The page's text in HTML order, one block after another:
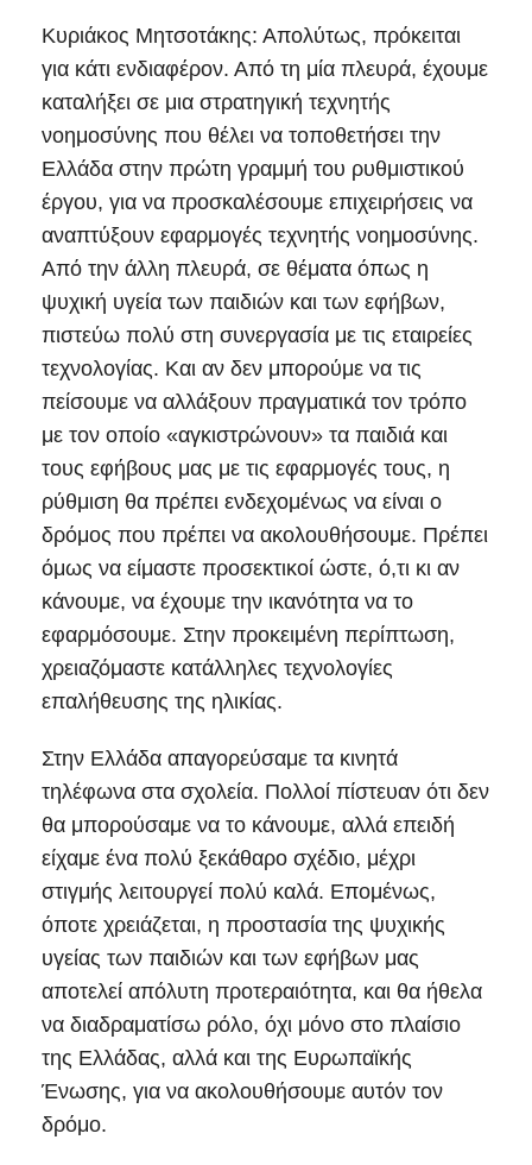
Κυριάκος Μητσοτάκης: Απολύτως, πρόκειται
για κάτι ενδιαφέρον. Από τη μία πλευρά, έχουμε
καταλήξει σε μια στρατηγική τεχνητής
νοημοσύνης που θέλει να τοποθετήσει την
Ελλάδα στην πρώτη γραμμή του ρυθμιστικού
έργου, για να προσκαλέσουμε επιχειρήσεις να
αναπτύξουν εφαρμογές τεχνητής νοημοσύνης.
Από την άλλη πλευρά, σε θέματα όπως η
ψυχική υγεία των παιδιών και των εφήβων,
πιστεύω πολύ στη συνεργασία με τις εταιρείες
τεχνολογίας. Και αν δεν μπορούμε να τις
πείσουμε να αλλάξουν πραγματικά τον τρόπο
με τον οποίο «αγκιστρώνουν» τα παιδιά και
τους εφήβους μας με τις εφαρμογές τους, η
ρύθμιση θα πρέπει ενδεχομένως να είναι ο
δρόμος που πρέπει να ακολουθήσουμε. Πρέπει
όμως να είμαστε προσεκτικοί ώστε, ό,τι κι αν
κάνουμε, να έχουμε την ικανότητα να το
εφαρμόσουμε. Στην προκειμένη περίπτωση,
χρειαζόμαστε κατάλληλες τεχνολογίες
επαλήθευσης της ηλικίας.
Στην Ελλάδα απαγορεύσαμε τα κινητά
τηλέφωνα στα σχολεία. Πολλοί πίστευαν ότι δεν
θα μπορούσαμε να το κάνουμε, αλλά επειδή
είχαμε ένα πολύ ξεκάθαρο σχέδιο, μέχρι
στιγμής λειτουργεί πολύ καλά. Επομένως,
όποτε χρειάζεται, η προστασία της ψυχικής
υγείας των παιδιών και των εφήβων μας
αποτελεί απόλυτη προτεραιότητα, και θα ήθελα
να διαδραματίσω ρόλο, όχι μόνο στο πλαίσιο
της Ελλάδας, αλλά και της Ευρωπαϊκής
Ένωσης, για να ακολουθήσουμε αυτόν τον
δρόμο.